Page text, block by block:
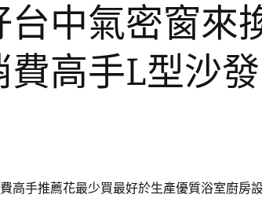
中氣密窗來
高手L型沙發
高手推薦花最少買最好於生產優質浴室廚房